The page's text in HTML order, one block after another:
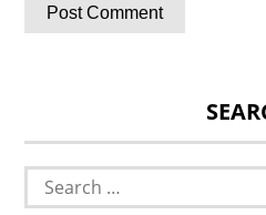
Search
for: